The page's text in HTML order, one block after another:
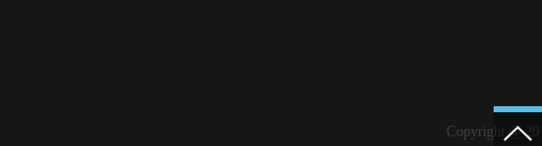
Copyright @